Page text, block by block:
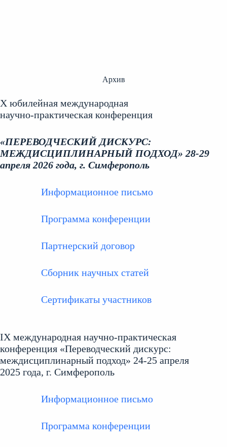
Архив
X юбилейная международная
научно‑практическая конференция
«ПЕРЕВОДЧЕСКИЙ ДИСКУРС:
МЕЖДИСЦИПЛИНАРНЫЙ ПОДХОД» 28-29
апреля 2026 года, г. Симферополь
Информационное письмо
Программа конференции
Партнерский договор
Сборник научных статей
Сертификаты участников
IX международная научно-практическая
конференция «Переводческий дискурс:
междисциплинарный подход» 24-25 апреля
2025 года, г. Симферополь
Информационное письмо
Программа конференции